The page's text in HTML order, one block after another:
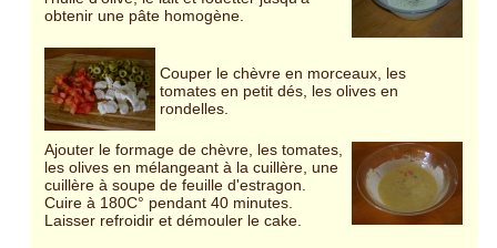
obtenir une pâte homogène.
Couper le chèvre en morceaux, les
tomates en petit dés, les olives en
rondelles.
Ajouter le formage de chèvre, les tomates,
les olives en mélangeant à la cuillère, une
cuillère à soupe de feuille d'estragon.
Cuire à 180C° pendant 40 minutes.
Laisser refroidir et démouler le cake.